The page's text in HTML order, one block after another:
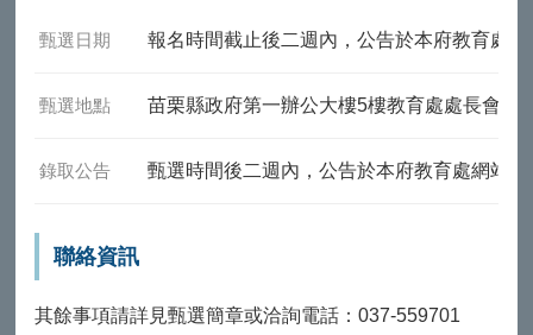
甄選日期 報名時間截止後二週內，公告於本府教育處網
甄選地點 苗栗縣政府第一辦公大樓5樓教育處處長會議
錄取公告 甄選時間後二週內，公告於本府教育處網站
聯絡資訊
其餘事項請詳見甄選簡章或洽詢電話：037-559701